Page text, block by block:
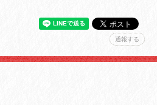
通報する